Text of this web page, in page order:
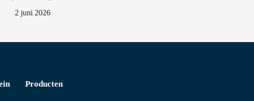
2 juni 2026
Producten